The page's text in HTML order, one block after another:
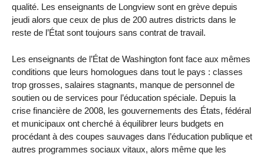
qualité. Les enseignants de Longview sont en grève depuis
jeudi alors que ceux de plus de 200 autres districts dans le
reste de l’État sont toujours sans contrat de travail.
Les enseignants de l’État de Washington font face aux mêmes
conditions que leurs homologues dans tout le pays : classes
trop grosses, salaires stagnants, manque de personnel de
soutien ou de services pour l’éducation spéciale. Depuis la
crise financière de 2008, les gouvernements des États, fédéral
et municipaux ont cherché à équilibrer leurs budgets en
procédant à des coupes sauvages dans l’éducation publique et
autres programmes sociaux vitaux, alors même que les